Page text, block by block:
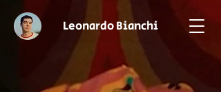
Leonardo Bianchi